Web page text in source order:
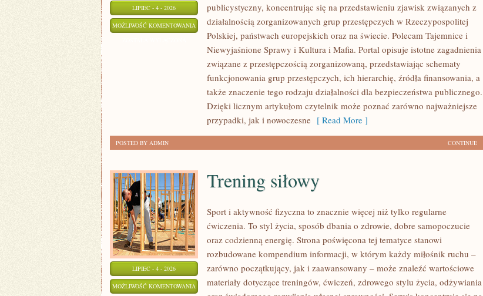
LIPIEC - 4 - 2026
MOŻLIWOŚĆ KOMENTOWANIA HISTORIA
LEGENDY
MAFII
publicystyczny, koncentrując się na przedstawieniu zjawisk związanych z
działalnością zorganizowanych grup przestępczych w Rzeczypospolitej
Polskiej, państwach europejskich oraz na świecie. Polecam Tajemnice i
Niewyjaśnione Sprawy i Kultura i Mafia. Portal opisuje istotne zagadnienia
związane z przestępczością zorganizowaną, przedstawiając schematy
funkcjonowania grup przestępczych, ich hierarchię, źródła finansowania, a
także znaczenie tego rodzaju działalności dla bezpieczeństwa publicznego.
Dzięki licznym artykułom czytelnik może poznać zarówno najważniejsze
przypadki, jak i nowoczesne [ Read More ]
CONTINUE
POSTED BY ADMIN
LIPIEC - 4 - 2026
MOŻLIWOŚĆ KOMENTOWANIA TRENING
Trening siłowy
Sport i aktywność fizyczna to znacznie więcej niż tylko regularne
ćwiczenia. To styl życia, sposób dbania o zdrowie, dobre samopoczucie
oraz codzienną energię. Strona poświęcona tej tematyce stanowi
rozbudowane kompendium informacji, w którym każdy miłośnik ruchu –
zarówno początkujący, jak i zaawansowany – może znaleźć wartościowe
materiały dotyczące treningów, ćwiczeń, zdrowego stylu życia, odżywiania